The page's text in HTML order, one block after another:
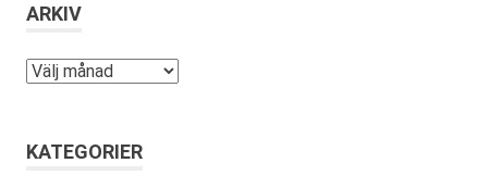
ARKIV
Arkiv
KATEGORIER